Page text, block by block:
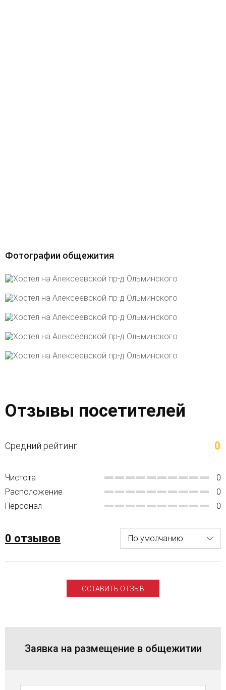
Фотографии общежития
Отзывы посетителей
Средний рейтинг 0
Чистота
0
Расположение
0
Персонал
0
0 отзывов
ОСТАВИТЬ ОТЗЫВ
Заявка на размещение в общежитии